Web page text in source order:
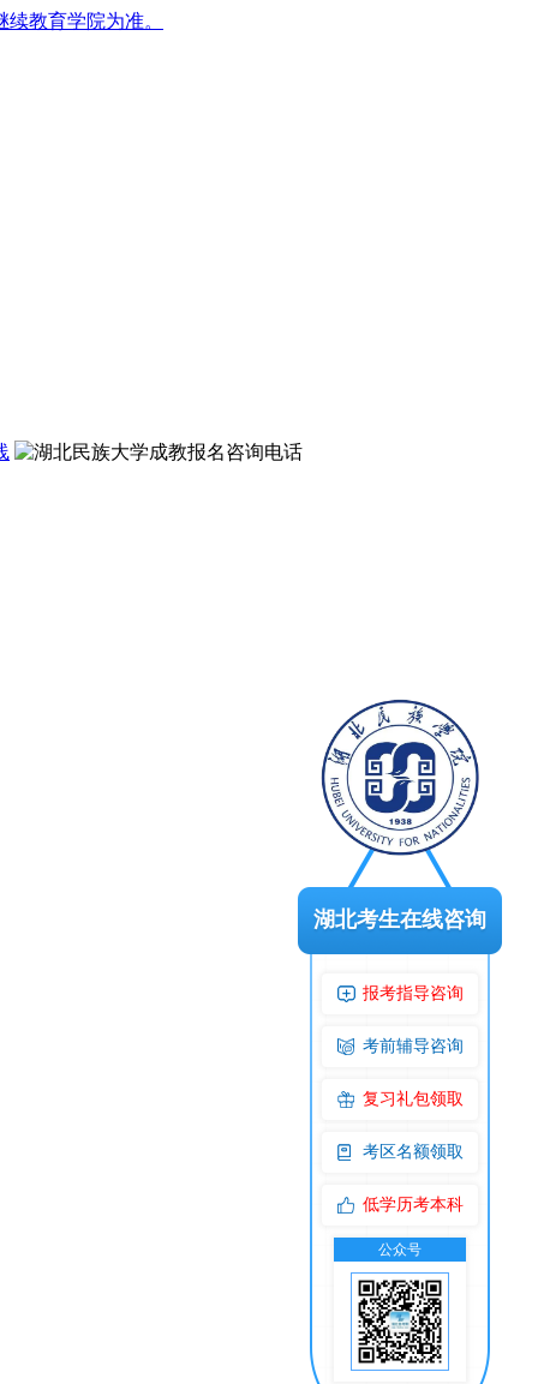
教育学院为准。
湖北考生在线咨询
报考指导咨询
考前辅导咨询
复习礼包领取
考区名额领取
低学历考本科
公众号